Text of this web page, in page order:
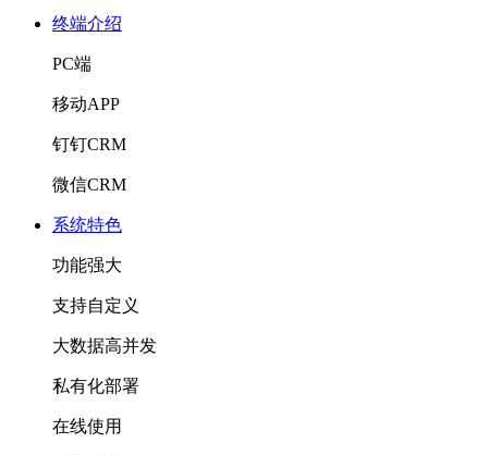
终端介绍
PC端
移动APP
钉钉CRM
微信CRM
系统特色
功能强大
支持自定义
大数据高并发
私有化部署
在线使用